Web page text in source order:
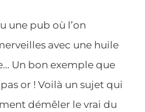
une pub où l’on
avec une huile
Un bon exemple que
or ! Voilà un sujet qui
démêler le vrai du